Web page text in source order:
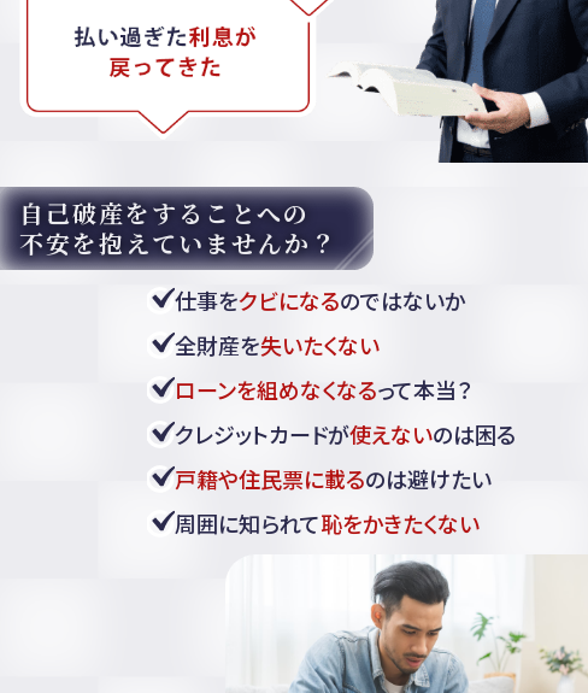
自己破産をすることへの
不安を抱えていませんか？
仕事をクビになるのではないか
全財産を失いたくない
ローンを組めなくなるって本当？
クレジットカードが使えないのは困る
戸籍や住民票に載るのは避けたい
周囲に知られて恥をかきたくない